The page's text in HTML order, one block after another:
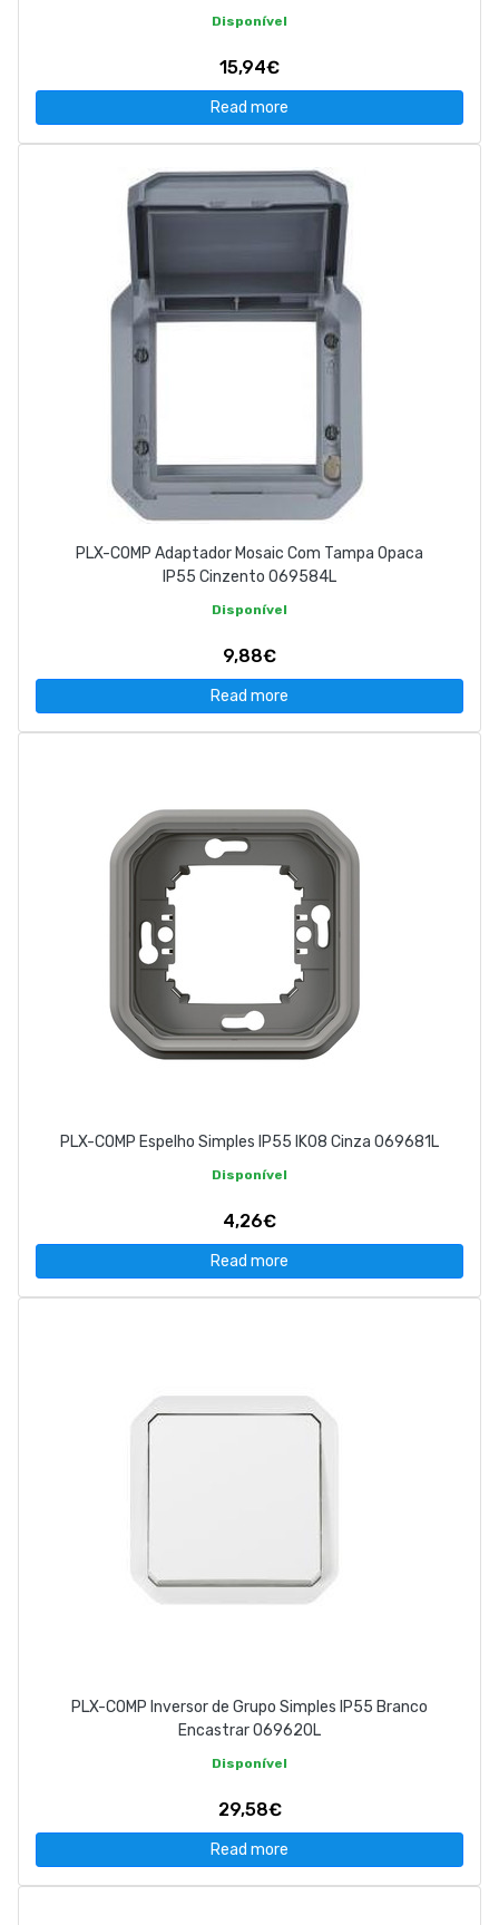
Disponível
15,94€
Read more
PLX-COMP Adaptador Mosaic Com Tampa Opaca
IP55 Cinzento 069584L
Disponível
9,88€
Read more
PLX-COMP Espelho Simples IP55 IK08 Cinza 069681L
Disponível
4,26€
Read more
PLX-COMP Inversor de Grupo Simples IP55 Branco
Encastrar 069620L
Disponível
29,58€
Read more